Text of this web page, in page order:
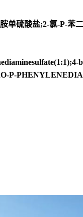
单硫酸盐;2-氯-P-苯
P-